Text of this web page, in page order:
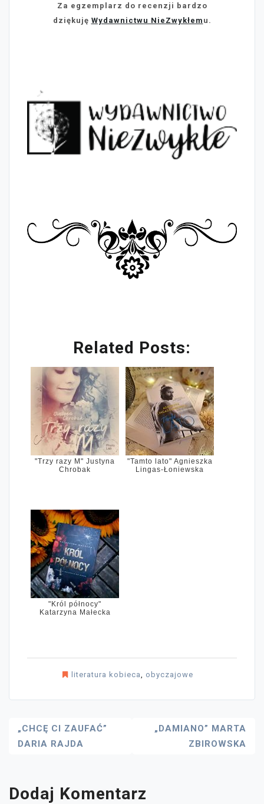
Za egzemplarz do recenzji bardzo
dziękuję Wydawnictwu NieZwykłem u.
Related Posts:
"Trzy razy M" Justyna
Chrobak
"Tamto lato" Agnieszka
Lingas-Łoniewska
"Król północy"
Katarzyna Małecka
literatura kobieca obyczajowe
Nawigacja
Wpisu
„CHCĘ CI ZAUFAĆ”
DARIA RAJDA
„DAMIANO” MARTA
ZBIROWSKA
Dodaj Komentarz